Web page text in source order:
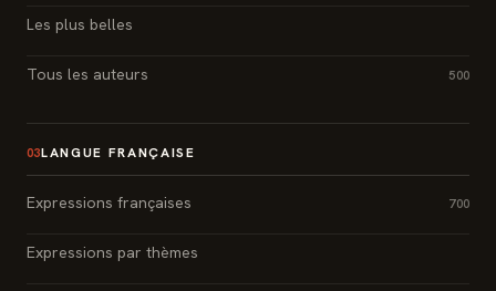
Les plus belles
Tous les auteurs 500
03LANGUE FRANÇAISE
Expressions françaises 700
Expressions par thèmes